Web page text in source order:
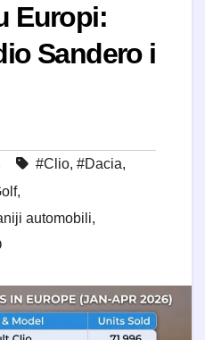
Europi:
Sandero i
#Clio, #Dacia,
,
automobili,